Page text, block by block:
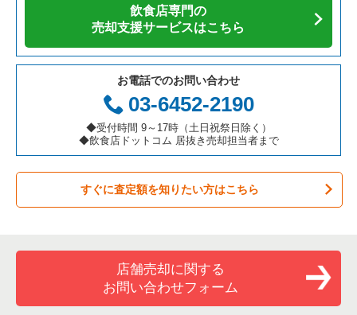
飲食店専門の
売却支援サービスはこちら
お電話でのお問い合わせ
03-6452-2190
◆受付時間 9～17時（土日祝祭日除く）
◆飲食店ドットコム 居抜き売却担当者まで
すぐに査定額を知りたい方はこちら
店舗売却に関する
お問い合わせフォーム